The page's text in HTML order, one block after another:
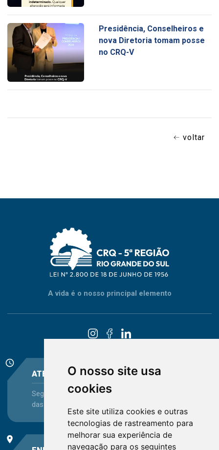
O nosso site usa
cookies
Este site utiliza cookies e outras
tecnologias de rastreamento para
melhorar sua experiência de
navegação para os seguintes
Presidência, Conselheiros e
nova Diretoria tomam posse
no CRQ-V
voltar
A vida é o nosso principal elemento
schedule
ATENDIMENTO
Segunda-feira a Sexta-feira - das 08:30 às 12:15 e
das 13:30 às 16:45
place